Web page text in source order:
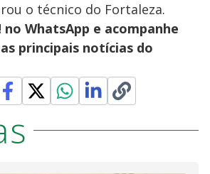
o técnico do Fortaleza.
WhatsApp e acompanhe
principais notícias do